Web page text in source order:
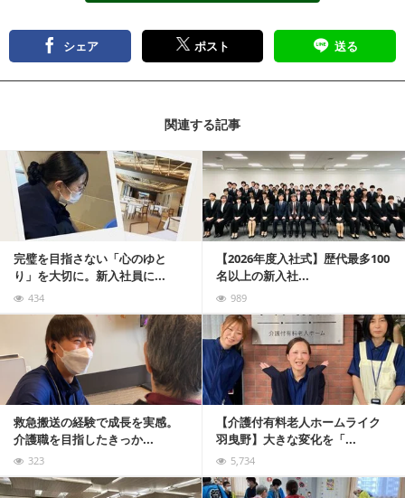
シェア ポスト 送る
関連する記事
完璧を目指さない「心のゆと
り」を大切に。新入社員に...
434
【2026年度入社式】歴代最多100
名以上の新入社...
989
記事を読む
救急搬送の経験で成長を実感。
介護職を目指したきっか...
323
【介護付有料老人ホームライク
羽曳野】大きな変化を「...
5,734
記事を読む
記事を読む